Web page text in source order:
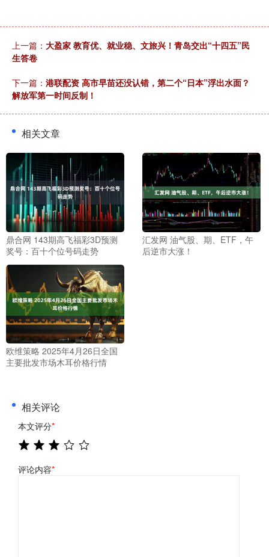
上一篇： 大盈家 教育优、就业稳、文旅兴！青岛交出“十四五”民
生答卷
下一篇： 港联配资 高市早苗还没认错，第二个“日本”浮出水面？
解放军第一时间反制！
相关文章
鼎合网 143期高飞福彩3D预测
奖号：百十个位号码走势
汇发网 油气股、期、ETF，午
后逆市大涨！
欧维策略 2025年4月26日全国
主要批发市场木耳价格行情
相关评论
本文评分*
评论内容*